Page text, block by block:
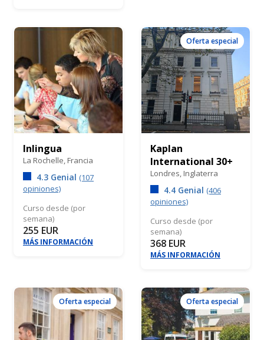
Inlingua
La Rochelle, Francia
4.3 Genial (107
opiniones)
Curso desde (por
semana)
255 EUR
MÁS INFORMACIÓN
Oferta especial
Kaplan
International 30+
Londres, Inglaterra
4.4 Genial (406
opiniones)
Curso desde (por
semana)
368 EUR
MÁS INFORMACIÓN
Oferta especial Oferta especial